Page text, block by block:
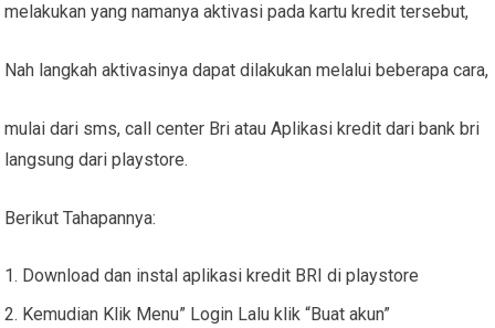
melakukan yang namanya aktivasi pada kartu kredit tersebut,
Nah langkah aktivasinya dapat dilakukan melalui beberapa cara,
mulai dari sms, call center Bri atau Aplikasi kredit dari bank bri
langsung dari playstore.
Berikut Tahapannya:
Download dan instal aplikasi kredit BRI di playstore
Kemudian Klik Menu” Login Lalu klik “Buat akun”